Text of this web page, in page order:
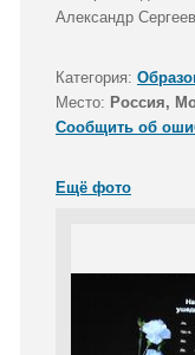
Александр
Категория:
Место: Россия,
Сообщить об
Ещё фото